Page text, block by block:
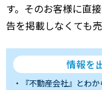
す。そのお客様に直
告を掲載しなくても
情報を
『不動産会社』とわ